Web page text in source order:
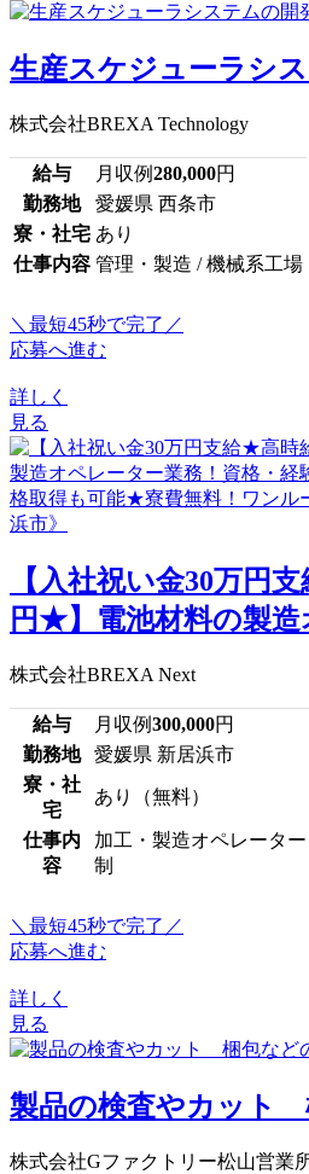
生産スケジューラシ
株式会社BREXA Technology
給与 月収例280,000円
勤務地
愛媛県 西条市
寮・社宅 あり
仕事内容 管理・製造 / 機械系工場
＼最短45秒で完了／
応募へ進む
詳しく
見る
【入社祝い金30万円
円★】電池材料の製造
株式会社BREXA Next
給与 月収例300,000円
勤務地
愛媛県 新居浜市
寮・社
宅
あり（無料）
仕事内
容
加工・製造オペレータ
制
＼最短45秒で完了／
応募へ進む
詳しく
見る
製品の検査やカット
株式会社Gファクトリー松山営業